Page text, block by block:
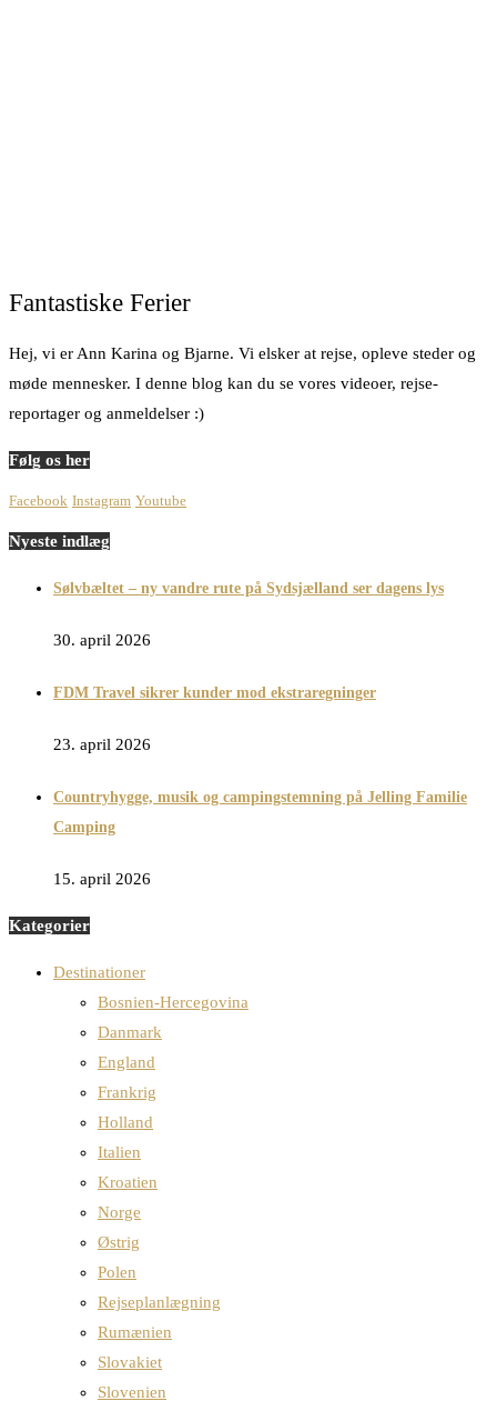
Fantastiske Ferier
Hej, vi er Ann Karina og Bjarne. Vi elsker at rejse, opleve steder og
møde mennesker. I denne blog kan du se vores videoer, rejse-
reportager og anmeldelser :)
Følg os her
Facebook Instagram Youtube
Nyeste indlæg
Sølvbæltet – ny vandre rute på Sydsjælland ser dagens lys
30. april 2026
FDM Travel sikrer kunder mod ekstraregninger
23. april 2026
Countryhygge, musik og campingstemning på Jelling Familie
Camping
15. april 2026
Kategorier
Destinationer
Bosnien-Hercegovina
Danmark
England
Frankrig
Holland
Italien
Kroatien
Norge
Østrig
Polen
Rejseplanlægning
Rumænien
Slovakiet
Slovenien